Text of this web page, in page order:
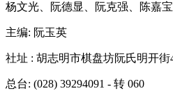
杨文光、阮德显、阮克强、陈嘉宝
主编: 阮玉英
社址 : 胡志明市棋盘坊阮氏明开街
总台: (028) 39294091 - 转 060